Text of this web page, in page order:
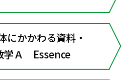
にかかわる資料・
学Ａ Essence